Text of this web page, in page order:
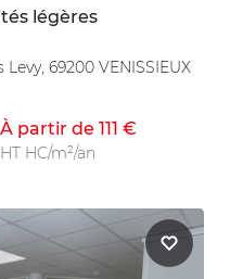
légères
69200 VENISSIEUX
À partir de 111 €
HT HC/m²/an